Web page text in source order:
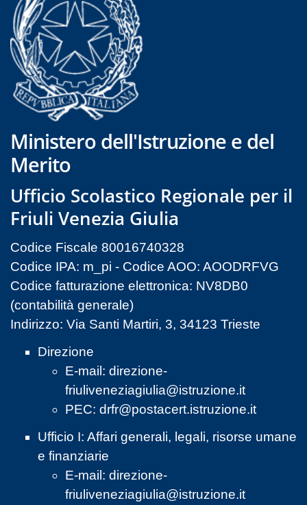
Ministero dell'Istruzione e del
Merito
Ufficio Scolastico Regionale per il
Friuli Venezia Giulia
Codice Fiscale 80016740328
Codice IPA: m_pi - Codice AOO: AOODRFVG
Codice fatturazione elettronica: NV8DB0
(contabilità generale)
Indirizzo: Via Santi Martiri, 3, 34123 Trieste
Direzione
E-mail: direzione-
friuliveneziagiulia@istruzione.it
PEC: drfr@postacert.istruzione.it
Ufficio I: Affari generali, legali, risorse umane
e finanziarie
E-mail: direzione-
friuliveneziagiulia@istruzione.it